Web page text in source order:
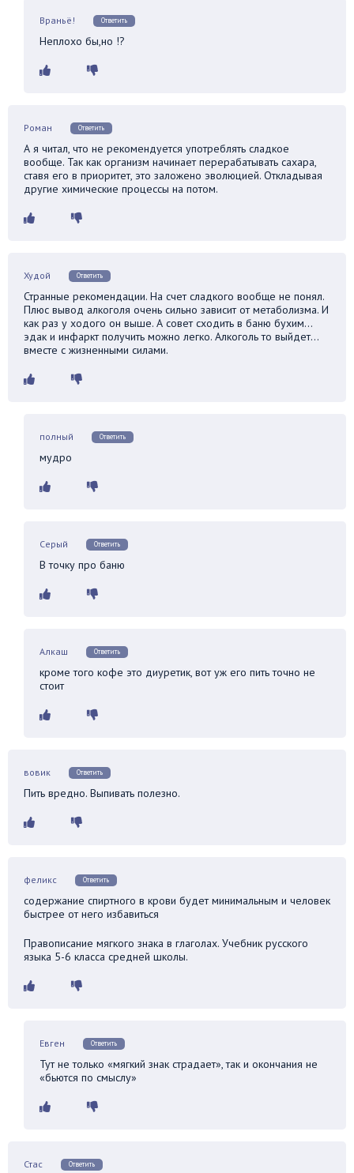
Враньё! Ответить
Неплохо бы,но !?
Роман Ответить
А я читал, что не рекомендуется употреблять сладкое
вообще. Так как организм начинает перерабатывать сахара,
ставя его в приоритет, это заложено эволюцией. Откладывая
другие химические процессы на потом.
Худой Ответить
Странные рекомендации. На счет сладкого вообще не понял.
Плюс вывод алкоголя очень сильно зависит от метаболизма. И
как раз у ходого он выше. А совет сходить в баню бухим…
эдак и инфаркт получить можно легко. Алкоголь то выйдет…
вместе с жизненными силами.
полный Ответить
мудро
Серый Ответить
В точку про баню
Алкаш Ответить
кроме того кофе это диуретик, вот уж его пить точно не
стоит
вовик Ответить
Пить вредно. Выпивать полезно.
феликс Ответить
содержание спиртного в крови будет минимальным и человек
быстрее от него избавиться
Правописание мягкого знака в глаголах. Учебник русского
языка 5-6 класса средней школы.
Евген Ответить
Тут не только «мягкий знак страдает», так и окончания не
«бьются по смыслу»
Стас Ответить